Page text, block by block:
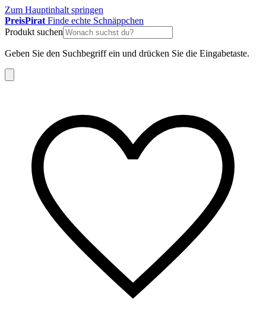
Zum Hauptinhalt springen
PreisPirat Finde echte Schnäppchen
Produkt suchen
Geben Sie den Suchbegriff ein und drücken Sie die Eingabetaste.